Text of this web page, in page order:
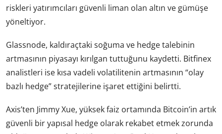
riskleri yatırımcıları güvenli liman olan altın ve gümüşe
yöneltiyor.
Glassnode, kaldıraçtaki soğuma ve hedge talebinin
artmasının piyasayı kırılgan tuttuğunu kaydetti. Bitfinex
analistleri ise kısa vadeli volatilitenin artmasının “olay
bazlı hedge” stratejilerine işaret ettiğini belirtti.
Axis’ten Jimmy Xue, yüksek faiz ortamında Bitcoin’in artık
güvenli bir yapısal hedge olarak rekabet etmek zorunda